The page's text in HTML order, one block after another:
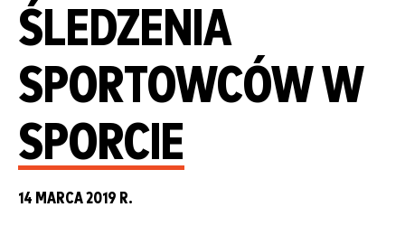
ŚLEDZENIA
SPORTOWCÓW W
SPORCIE
14 MARCA 2019 R.